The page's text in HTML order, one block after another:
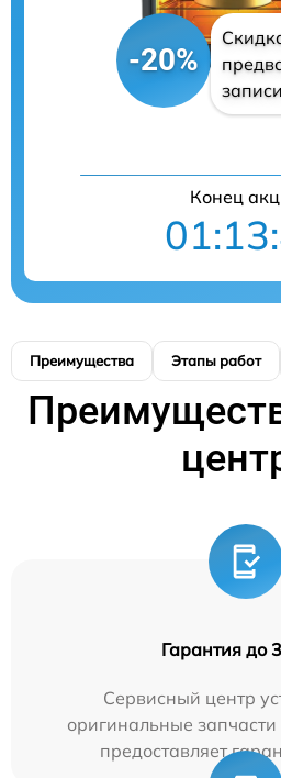
-20%
Конец
Преимущества Этапы работ
Гарантия до
Сервисный центр
оригинальные
предоставляет